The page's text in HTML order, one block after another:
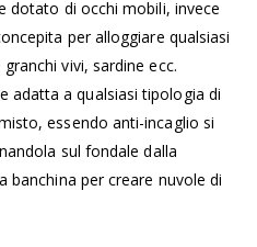
dotato di occhi mobili, invece
per alloggiare qualsiasi
vivi, sardine ecc.
adatta a qualsiasi tipologia di
essendo anti-incaglio si
sul fondale dalla
banchina per creare nuvole di